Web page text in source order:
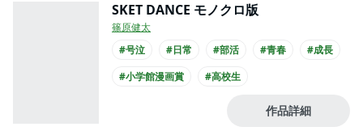
SKET DANCE モノクロ版
篠原健太
#号泣
#日常 #部活 #青春
#成長
#小学館漫画賞
#高校生
作品詳細